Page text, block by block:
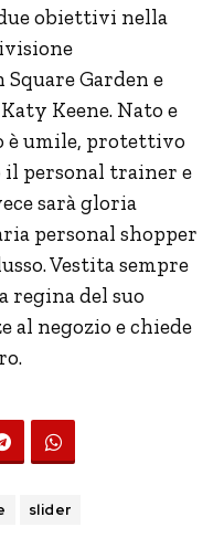
obiettivi nella
Garden e
Keene. Nato e
è umile, protettivo
il personal trainer e
sarà gloria
personal shopper
Vestita sempre
regina del suo
al negozio e chiede
slider